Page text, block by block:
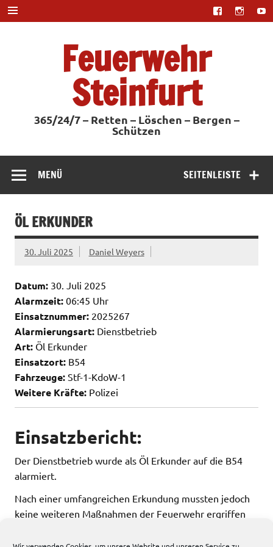
Zum
Inhalt
springen
Feuerwehr
Steinfurt
365/24/7 – Retten – Löschen – Bergen –
Schützen
SEITENLEISTE
MENÜ
ÖL ERKUNDER
30. Juli 2025 Daniel Weyers
Datum: 30. Juli 2025
Alarmzeit: 06:45 Uhr
Einsatznummer: 2025267
Alarmierungsart: Dienstbetrieb
Art: Öl Erkunder
Einsatzort: B54
Fahrzeuge: Stf-1-KdoW-1
Weitere Kräfte: Polizei
Einsatzbericht:
Der Dienstbetrieb wurde als Öl Erkunder auf die B54
alarmiert.
Nach einer umfangreichen Erkundung mussten jedoch
keine weiteren Maßnahmen der Feuerwehr ergriffen